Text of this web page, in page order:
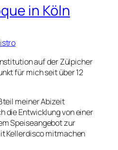
in Köln
auf der Zülpicher
für mich seit über 12
meiner Abizeit
die Entwicklung von einer
Speiseangebot zur
Kellerdisco mitmachen